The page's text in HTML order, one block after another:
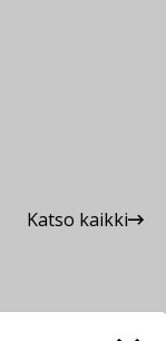
Katso kaikki